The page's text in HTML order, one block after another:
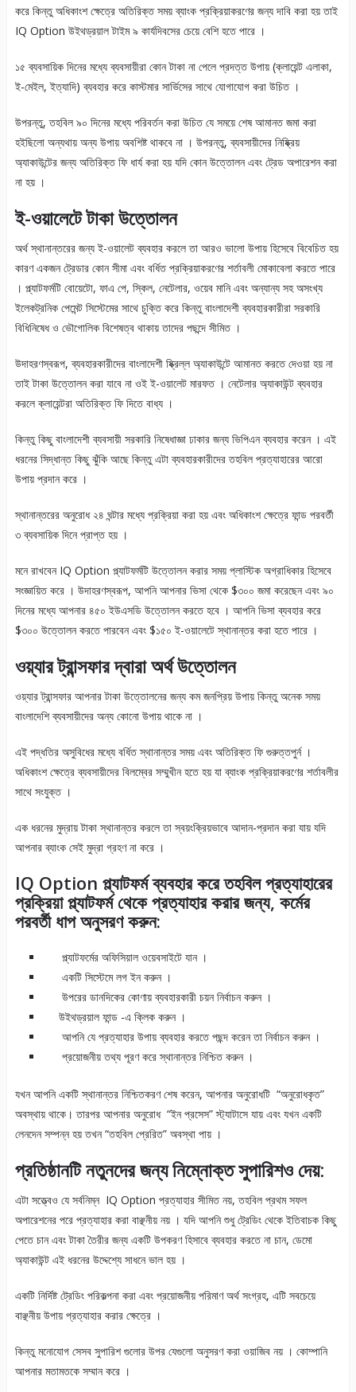
করে কিন্তু অধিকাংশ ক্ষেত্রে অতিরিক্ত সময় ব্যাংক প্রক্রিয়াকরণের জন্য দাবি করা হয় তাই
IQ Option উইথড্রয়াল টাইম ৯ কার্যদিবসের চেয়ে বেশি হতে পারে ।
১৫ ব্যবসায়িক দিনের মধ্যে ব্যবসায়ীরা কোন টাকা না পেলে প্রদত্ত উপায় (ক্লায়েন্ট এলাকা,
ই-মেইল, ইত্যাদি) ব্যবহার করে কাস্টমার সার্ভিসের সাথে যোগাযোগ করা উচিত ।
উপরন্তু, তহবিল ৯০ দিনের মধ্যে পরিবর্তন করা উচিত যে সময়ে শেষ আমানত জমা করা
হইছিলো অন্যথায় অন্য উপায় অবশিষ্ট থাকবে না । উপরন্তু, ব্যবসায়ীদের নিষ্ক্রিয়
অ্যাকাউন্টের জন্য অতিরিক্ত ফি ধার্য করা হয় যদি কোন উত্তোলন এবং ট্রেড অপারেশন করা
না হয় ।
ই-ওয়ালেটে টাকা উত্তোলন
অর্থ স্থানান্তরের জন্য ই-ওয়ালেট ব্যবহার করলে তা আরও ভালো উপায় হিসেবে বিবেচিত হয়
কারণ একজন ট্রেডার কোন সীমা এবং বর্ধিত প্রক্রিয়াকরণের শর্তাবলী মোকাবেলা করতে পারে
। প্ল্যাটফর্মটি বোয়েটো, ফাএ পে, স্কিল, নেটেলার, ওয়েব মানি এবং অন্যান্য সহ অসংখ্য
ইলেকট্রনিক পেমেন্ট সিস্টেমের সাথে চুক্তি করে কিন্তু বাংলাদেশী ব্যবহারকারীরা সরকারি
বিধিনিষেধ ও ভৌগোলিক বিশেষত্ব থাকায় তাদের পছন্দে সীমিত ।
উদাহরণস্বরূপ, ব্যবহারকারীদের বাংলাদেশী ষ্ক্রিল্ল অ্যাকাউন্টে আমানত করতে দেওয়া হয় না
তাই টাকা উত্তোলন করা যাবে না ওই ই-ওয়ালেট মারফত । নেটেলার অ্যাকাউন্ট ব্যবহার
করলে ক্লায়েন্টরা অতিরিক্ত ফি দিতে বাধ্য ।
কিন্তু কিছু বাংলাদেশী ব্যবসায়ী সরকারি নিষেধাজ্ঞা ঢাকার জন্য ভিপিএন ব্যবহার করেন । এই
ধরনের সিদ্ধান্ত কিছু ঝুঁকি আছে কিন্তু এটা ব্যবহারকারীদের তহবিল প্রত্যাহারের আরো
উপায় প্রদান করে ।
স্থানান্তরের অনুরোধ ২৪ ঘন্টার মধ্যে প্রক্রিয়া করা হয় এবং অধিকাংশ ক্ষেত্রে ফান্ড পরবর্তী
৩ ব্যবসায়িক দিনে প্রাপ্ত হয় ।
মনে রাখবেন IQ Option প্ল্যাটফর্মটি উত্তোলন করার সময় প্লাস্টিক অগ্রাধিকার হিসেবে
সংজ্ঞায়িত করে । উদাহরণস্বরূপ, আপনি আপনার ভিসা থেকে $৩০০ জমা করেছেন এবং ৯০
দিনের মধ্যে আপনার ৪৫০ ইউএসডি উত্তোলন করতে হবে । আপনি ভিসা ব্যবহার করে
$৩০০ উত্তোলন করতে পারবেন এবং $১৫০ ই-ওয়ালেটে স্থানান্তর করা হতে পারে ।
ওয়্যার ট্রান্সফার দ্বারা অর্থ উত্তোলন
ওয়্যার ট্রান্সফার আপনার টাকা উত্তোলনের জন্য কম জনপ্রিয় উপায় কিন্তু অনেক সময়
বাংলাদেশি ব্যবসায়ীদের অন্য কোনো উপায় থাকে না ।
এই পদ্ধতির অসুবিধের মধ্যে বর্ধিত স্থানান্তর সময় এবং অতিরিক্ত ফি গুরুত্তপুর্ন ।
অধিকাংশ ক্ষেত্রে ব্যবসায়ীদের বিলম্বের সম্মুখীন হতে হয় যা ব্যাংক প্রক্রিয়াকরণের শর্তাবলীর
সাথে সংযুক্ত ।
এক ধরনের মুদ্রায় টাকা স্থানান্তর করলে তা স্বয়ংক্রিয়ভাবে আদান-প্রদান করা যায় যদি
আপনার ব্যাংক সেই মুদ্রা গ্রহণ না করে ।
IQ Option প্ল্যাটফর্ম ব্যবহার করে তহবিল প্রত্যাহারের
প্রক্রিয়া প্ল্যাটফর্ম থেকে প্রত্যাহার করার জন্য, কর্মের
পরবর্তী ধাপ অনুসরণ করুন:
প্ল্যাটফর্মের অফিসিয়াল ওয়েবসাইটে যান ।
একটি সিস্টেমে লগ ইন করুন ।
উপরের ডানদিকের কোণায় ব্যবহারকারী চয়ন নির্বাচন করুন ।
উইথড্রয়াল ফান্ড -এ ক্লিক করুন ।
আপনি যে প্রত্যাহার উপায় ব্যবহার করতে পছন্দ করেন তা নির্বাচন করুন ।
প্রয়োজনীয় তথ্য পূরণ করে স্থানান্তর নিশ্চিত করুন ।
যখন আপনি একটি স্থানান্তর নিশ্চিতকরণ শেষ করেন, আপনার অনুরোধটি “অনুরোধকৃত”
অবস্থায় থাকে। তারপর আপনার অনুরোধ “ইন প্রসেস” স্ট্যাটাসে যায় এবং যখন একটি
লেনদেন সম্পন্ন হয় তখন “তহবিল প্রেরিত” অবস্থা পায় ।
প্রতিষ্ঠানটি নতুনদের জন্য নিম্নোক্ত সুপারিশও দেয়:
এটা সত্ত্বেও যে সর্বনিম্ন IQ Option প্রত্যাহার সীমিত নয়, তহবিল প্রথম সফল
অপারেশনের পরে প্রত্যাহার করা বাঞ্ছনীয় নয় । যদি আপনি শুধু ট্রেডিং থেকে ইতিবাচক কিছু
পেতে চান এবং টাকা তৈরীর জন্য একটি উপকরণ হিসাবে ব্যবহার করতে না চান, ডেমো
অ্যাকাউন্ট এই ধরনের উদ্দেশ্যে সাধনে ভাল হয় ।
একটি নির্দিষ্ট ট্রেডিং পরিকল্পনা করা এবং প্রয়োজনীয় পরিমাণ অর্থ সংগ্রহ, এটি সবচেয়ে
বাঞ্ছনীয় উপায় প্রত্যাহার করার ক্ষেত্রে ।
কিন্তু মনোযোগ সেসব সুপারিশ গুলোর উপর যেগুলো অনুসরণ করা ওয়াজিব নয় । কোম্পানি
আপনার মতামতকে সম্মান করে ।